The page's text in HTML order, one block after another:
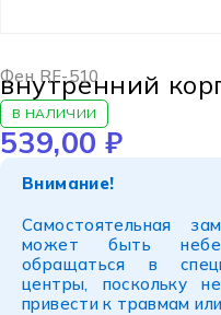
Фен RF-510
внутренний
В НАЛИЧИИ
539,00 ₽
Внимание!
Самостоятельная
может быть
обращаться в
центры, поскольку
привести к травмам